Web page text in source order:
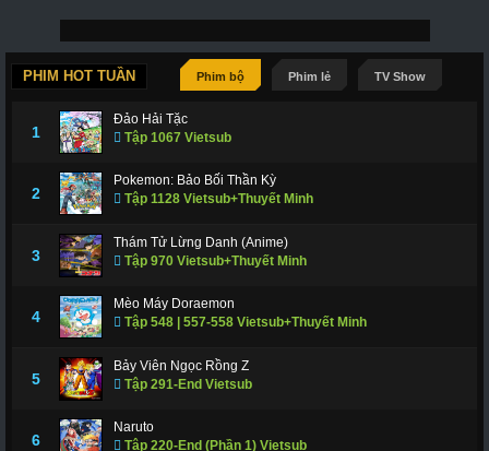
PHIM HOT TUẦN Phim bộ Phim lẻ TV Show
1
Đảo Hải Tặc
Tập 1067 Vietsub
2
Pokemon: Bảo Bối Thần Kỳ
Tập 1128 Vietsub+Thuyết Minh
3
Thám Tử Lừng Danh (Anime)
Tập 970 Vietsub+Thuyết Minh
4
Mèo Máy Doraemon
Tập 548 | 557-558 Vietsub+Thuyết Minh
5
Bảy Viên Ngọc Rồng Z
Tập 291-End Vietsub
6
Naruto
Tập 220-End (Phần 1) Vietsub